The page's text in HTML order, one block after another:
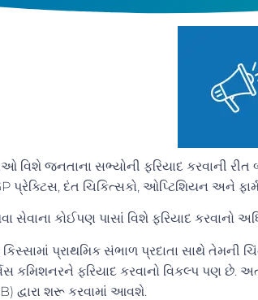
વિશે જનતાના સભ્યોની ફરિયાદ કરવાની
પ્રેક્ટિસ, દંત ચિકિત્સકો, ઓપ્ટિશિયન અને
સેવાના કોઈપણ પાસાં વિશે ફરિયાદ
પ્રાથમિક સંભાળ પ્રદાતા સાથે તેમની
કમિશનરને ફરિયાદ કરવાનો વિકલ્પ પણ છે.
દ્વારા શરૂ કરવામાં આવશે.